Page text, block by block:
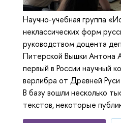
Научно-учебная группа
неклассических форм
руководством доцента
Питерской Вышки Антона
первый в России научный
верлибра от Древней
В базу вошли несколько
текстов, некоторые